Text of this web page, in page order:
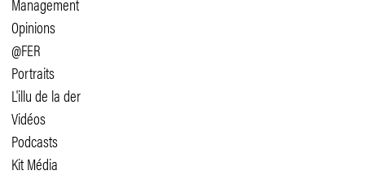
Opinions
@FER
Portraits
L'illu de la der
Vidéos
Podcasts
Kit Média